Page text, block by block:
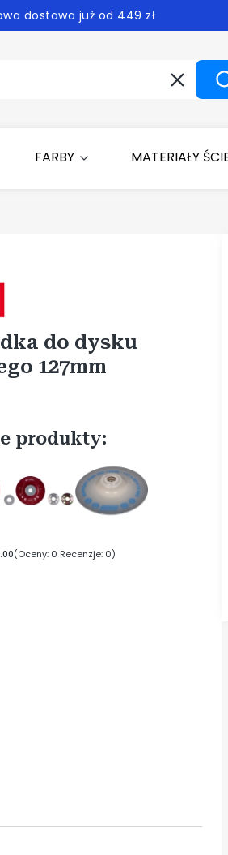
dostawa już od 449 zł
Wyczyść
FARBY MATERIAŁY
do dysku
127mm
produkty:
(Oceny: 0 Recenzje: 0)